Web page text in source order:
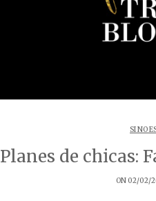
SI NO
Planes de chicas:
ON 02/02/